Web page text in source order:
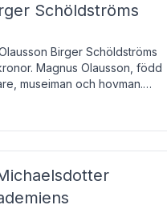
Schöldströms
Birger Schöldströms
Magnus Olausson, född
museiman och hovman.